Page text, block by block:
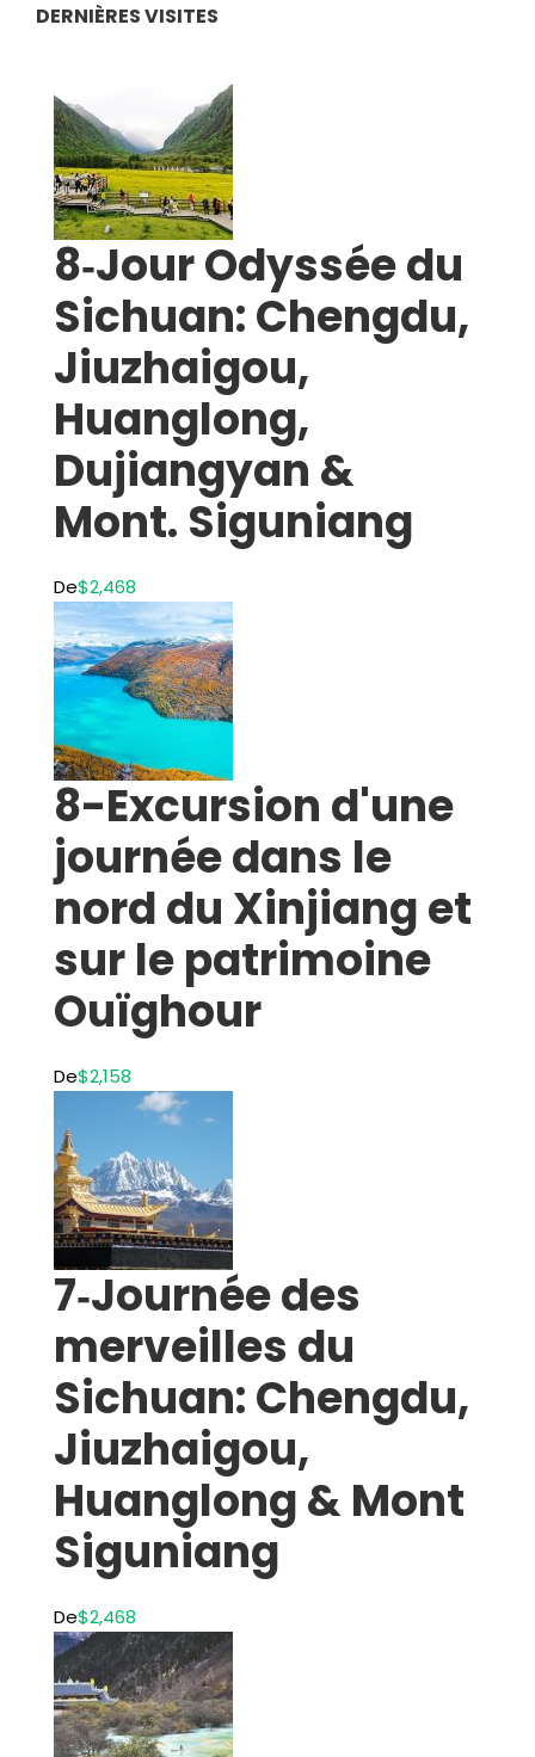
DERNIÈRES VISITES
8‑Jour Odyssée du
Sichuan: Chengdu,
Jiuzhaigou,
Huanglong,
Dujiangyan &
Mont. Siguniang
De$2,468
8-Excursion d'une
journée dans le
nord du Xinjiang et
sur le patrimoine
Ouïghour
De$2,158
7‑Journée des
merveilles du
Sichuan: Chengdu,
Jiuzhaigou,
Huanglong & Mont
Siguniang
De$2,468